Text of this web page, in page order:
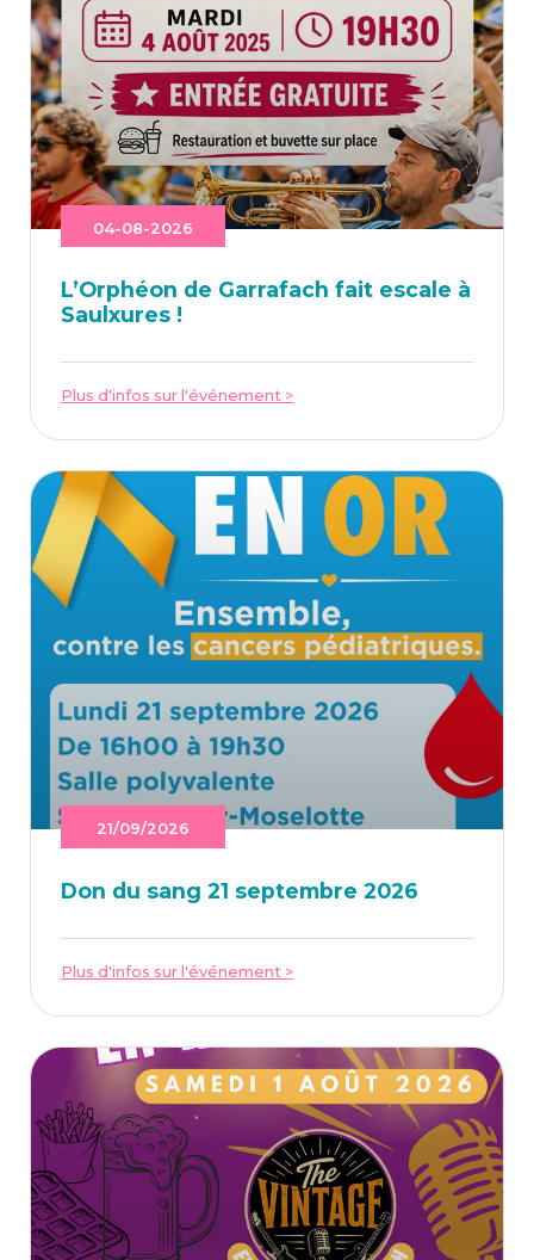
04-08-2026
L’Or­phéon de Gar­ra­fach fait escale à
Saulxures !
Plus d'infos sur l'événement >
21/09/2026
Don du sang 21 sep­tembre 2026
Plus d'infos sur l'événement >